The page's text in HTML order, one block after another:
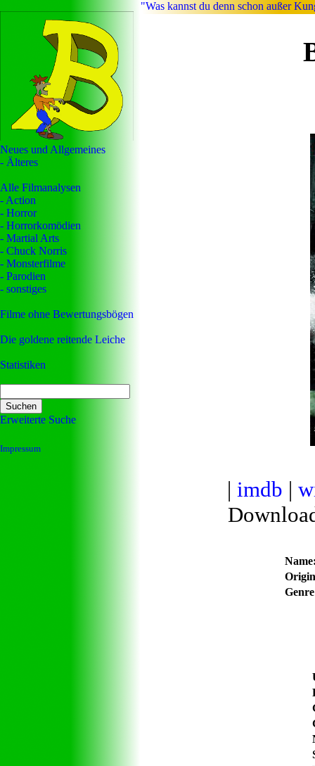
Neues und Allgemeines
- Älteres
Alle Filmanalysen
- Action
- Horror
- Horrorkomödien
- Martial Arts
- Chuck Norris
- Monsterfilme
- Parodien
- sonstiges
Filme ohne Bewertungsbögen
Die goldene reitende Leiche
Statistiken
Erweiterte Suche
Impressum
"Was kannst du denn schon außer
| imdb |